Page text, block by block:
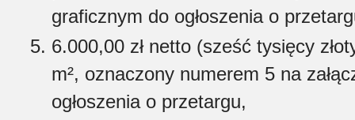
graficznym do ogłoszenia o
6.000,00 zł netto (sześć tysięcy
m², oznaczony numerem 5 na
ogłoszenia o przetargu,